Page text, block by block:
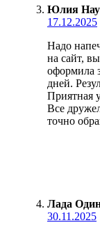
Юлия
17.12.2025
Надо
на сайт,
оформила
дней.
Приятная
Все
точно
Лада
30.11.2025